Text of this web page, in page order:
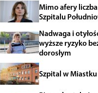
Mimo afery
Szpitalu
Nadwaga i
wyższe ryzyko
dorosłym
Szpital w